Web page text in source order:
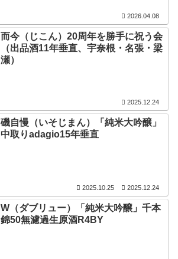
2026.04.08
而今（じこん）20周年を勝手に祝う会
（出品酒11年垂直、宇奈根・名張・梁
瀬）
2025.12.24
磯自慢（いそじまん）「純米大吟醸」
中取りadagio15年垂直
2025.10.25 2025.12.24
W（ダブリュー）「純米大吟醸」千本
錦50無濾過生原酒R4BY